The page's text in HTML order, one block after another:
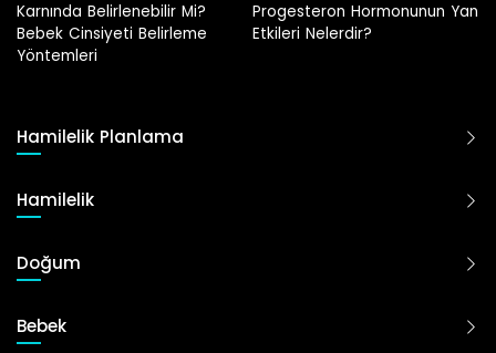
Progesteron Hormonunun Yan
Etkileri Nelerdir?
Hamilelik Planlama
Hamilelik
Doğum
Bebek